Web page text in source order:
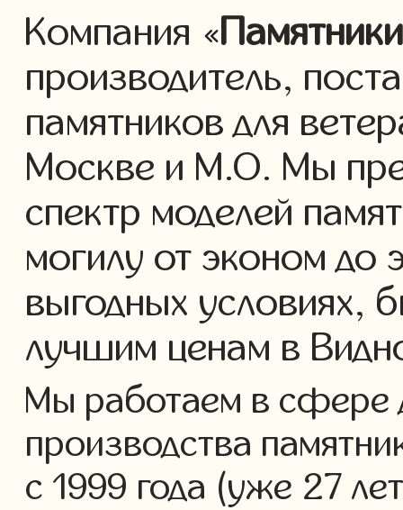
Компания «Памятники
производитель,
памятников для
Москве и М.О. Мы
спектр моделей
могилу от эконом до
выгодных условиях,
лучшим ценам в
Мы работаем в сфере
производства
с 1999 года (уже 27